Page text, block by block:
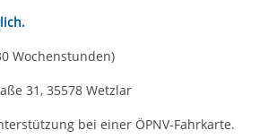
Wochenstunden)
31, 35578 Wetzlar
bei einer ÖPNV-Fahrkarte.